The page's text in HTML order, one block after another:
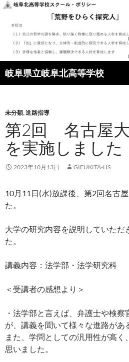
岐阜県立岐阜北高等学校
索
ン
ツ
へ
ス
キ
ッ
未分類,進路指導
第2回 名古屋
を実施しました
2023年10月13日 GIFUKITA-HS
10月11日(水)放課後、第2回名古
た。
大学の研究内容を説明していただ
た。
講義内容：法学部・法学研究科
＜受講者の感想より＞
・法学部と言えば、弁護士や検
が、講義を聞いて様々な進路があ
また、学問としての汎用性が高く
思いました。